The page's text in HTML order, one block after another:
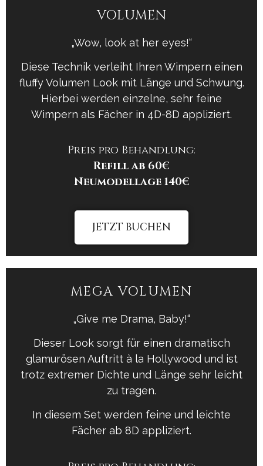
VOLUMEN
„Wow, look at her eyes!“
Diese Technik verleiht Ihren Wimpern einen
fluffy Volumen Look mit Länge und Schwung.
Hierbei werden einzelne, sehr feine
Wimpern als Fächer in 4D-8D appliziert.
Preis pro Behandlung:
Refill ab 60€
Neumodellage140€
JETZT BUCHEN
MEGA VOLUMEN
„Give me Drama, Baby!“
Dieser Look sorgt für einen dramatisch
glamurösen Auftritt à la Hollywood und ist
trotz extremer Dichte und Länge sehr leicht
zu tragen.
In diesem Set werden feine und leichte
Fächer ab 8D appliziert.